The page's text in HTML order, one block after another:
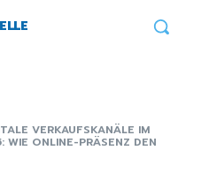
VERKAUFSKANÄLE IM
WIE ONLINE-PRÄSENZ DEN